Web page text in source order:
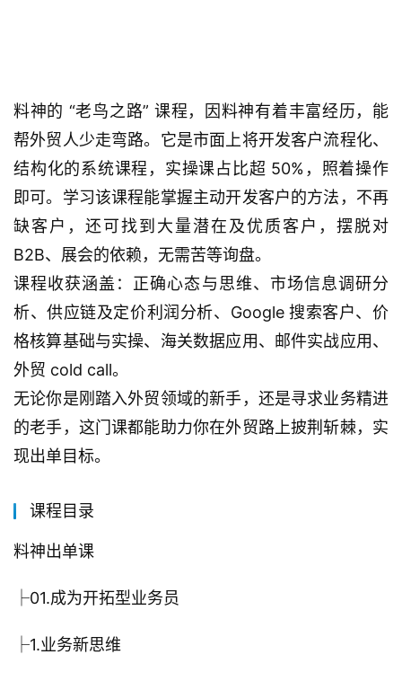
料神的 “老鸟之路” 课程，因料神有着丰富经历，能
帮外贸人少走弯路。它是市面上将开发客户流程化、
结构化的系统课程，实操课占比超 50%，照着操作
即可。学习该课程能掌握主动开发客户的方法，不再
缺客户，还可找到大量潜在及优质客户，摆脱对
B2B、展会的依赖，无需苦等询盘。
课程收获涵盖：正确心态与思维、市场信息调研分
析、供应链及定价利润分析、Google 搜索客户、价
格核算基础与实操、海关数据应用、邮件实战应用、
外贸 cold call。
无论你是刚踏入外贸领域的新手，还是寻求业务精进
的老手，这门课都能助力你在外贸路上披荆斩棘，实
现出单目标。
课程目录
料神出单课
├01.成为开拓型业务员
├1.业务新思维